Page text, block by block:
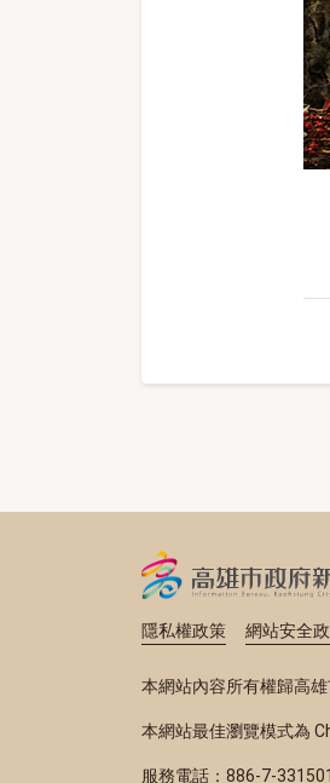
隱私權政策 網站安全
本網站內容所有權歸高
本網站最佳瀏覽模式為
服務電話：886-7-